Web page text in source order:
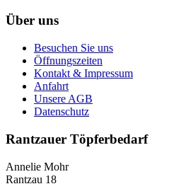
Über uns
Besuchen Sie uns
Öffnungszeiten
Kontakt & Impressum
Anfahrt
Unsere AGB
Datenschutz
Rantzauer Töpferbedarf
Annelie Mohr
Rantzau 18